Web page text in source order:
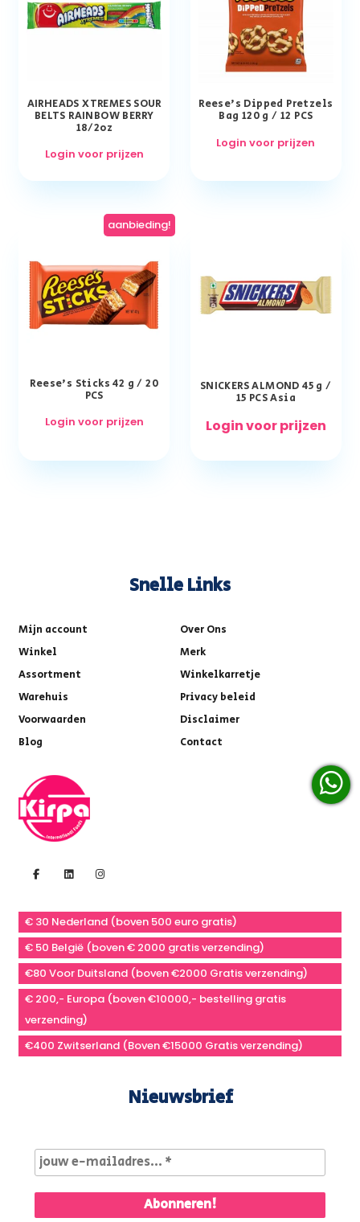
AIRHEADS XTREMES SOUR
BELTS RAINBOW BERRY
18/2oz
Login voor prijzen
Reese’s Dipped Pretzels
Bag 120 g / 12 PCS
Login voor prijzen
aanbieding!
Reese’s Sticks 42 g / 20
PCS
Login voor prijzen
SNICKERS ALMOND 45 g /
15 PCS Asia
Login voor prijzen
Snelle Links
Mijn account
Over Ons
Winkel
Merk
Assortment
Winkelkarretje
Warehuis
Privacy beleid
Voorwaarden
Disclaimer
Blog
Contact
€ 30 Nederland (boven 500 euro gratis)
€ 50 België (boven € 2000 gratis verzending)
€80 Voor Duitsland (boven €2000 Gratis verzending)
€ 200,- Europa (boven €10000,- bestelling gratis
verzending)
€400 Zwitserland (Boven €15000 Gratis verzending)
Nieuwsbrief